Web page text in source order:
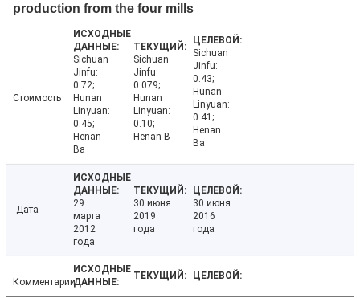
production from the four mills
Стоимость
Sichuan
Jinfu:
0.72;
Hunan
Linyuan:
0.45;
Henan
Ba
Sichuan
Jinfu:
0.079;
Hunan
Linyuan:
0.10;
Henan B
Sichuan
Jinfu:
0.43;
Hunan
Linyuan:
0.41;
Henan
Ba
Дата
29
марта
2012
года
30 июня
2019
года
30 июня
2016
года
Комментарии